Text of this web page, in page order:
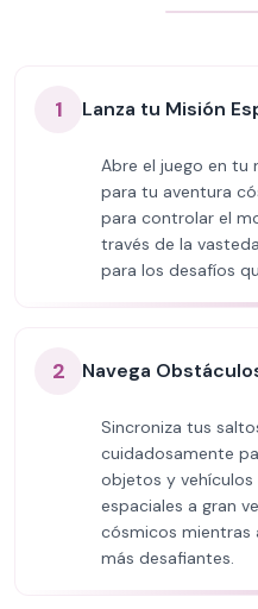
1 Lanza tu Misión
Abre el juego en tu
para tu aventura
para controlar el
través de la
para los desafíos
2 Navega
Sincroniza tus
cuidadosamente
objetos y vehículos
espaciales a gran
cósmicos mientras
más desafiantes.